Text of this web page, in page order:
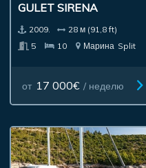
GULET SIRENA
2009.
28 м (91,8 ft)
5
10 Марина Split
от 17 000€ / неделю